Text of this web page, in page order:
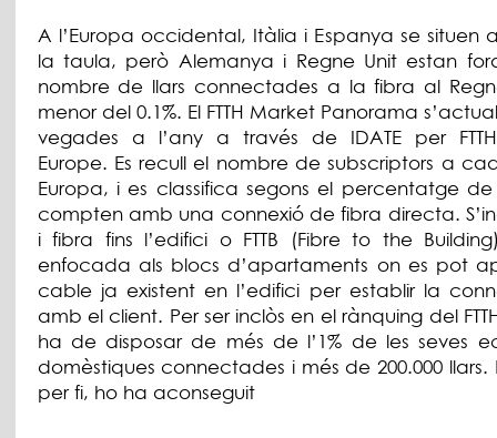
A l’Europa occidental, Itàlia i Espanya se situen
la taula, però Alemanya i Regne Unit estan
nombre de llars connectades a la fibra al
menor del 0.1%. El FTTH Market Panorama
vegades a l’any a través de IDATE per
Europe. Es recull el nombre de subscriptors a
Europa, i es classifica segons el percentatge
compten amb una connexió de fibra directa.
i fibra fins l’edifici o FTTB (Fibre to the
enfocada als blocs d’apartaments on es pot
cable ja existent en l’edifici per establir la
amb el client. Per ser inclòs en el rànquing del
ha de disposar de més de l’1% de les seves
domèstiques connectades i més de 200.000 llars.
per fi, ho ha aconseguit